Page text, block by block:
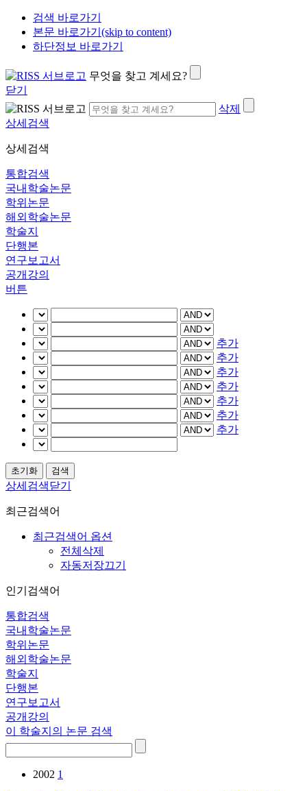
검색 바로가기
본문 바로가기(skip to content)
하단정보 바로가기
무엇을 찾고 계세요?
닫기
삭제
상세검색
상세검색
통합검색
국내학술논문
학위논문
해외학술논문
학술지
단행본
연구보고서
공개강의
버튼
추가
추가
추가
추가
추가
추가
추가
상세검색닫기
최근검색어
최근검색어 옵션
전체삭제
자동저장끄기
인기검색어
통합검색
국내학술논문
학위논문
해외학술논문
학술지
단행본
연구보고서
공개강의
이 학술지의 논문 검색
2002 1